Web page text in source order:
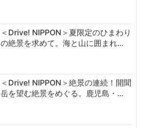
＜Drive! NIPPON＞夏限定のひまわり
の絶景を求めて。海と山に囲まれ…
＜Drive! NIPPON＞絶景の連続！開聞
岳を望む絶景をめぐる。鹿児島・…